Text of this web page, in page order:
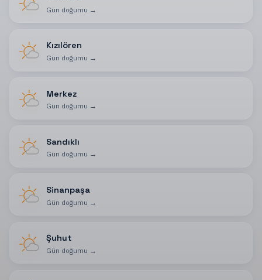
Gün doğumu →
Kızılören
Gün doğumu →
Merkez
Gün doğumu →
Sandıklı
Gün doğumu →
Sinanpaşa
Gün doğumu →
Şuhut
Gün doğumu →